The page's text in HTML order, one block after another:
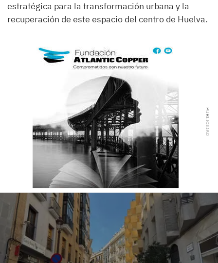
estratégica para la transformación urbana y la
recuperación de este espacio del centro de Huelva.